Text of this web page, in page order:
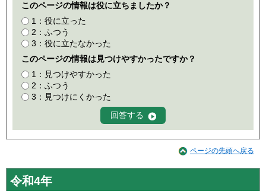
このページの情報は役に立ちましたか？
1：役に立った
2：ふつう
3：役に立たなかった
このページの情報は見つけやすかったですか？
1：見つけやすかった
2：ふつう
3：見つけにくかった
ページの先頭へ戻る
令和4年